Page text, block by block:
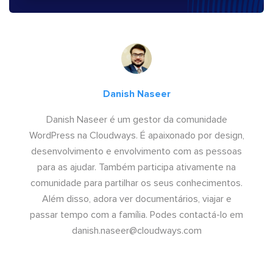
Danish Naseer
Danish Naseer é um gestor da comunidade
WordPress na Cloudways. É apaixonado por design,
desenvolvimento e envolvimento com as pessoas
para as ajudar. Também participa ativamente na
comunidade para partilhar os seus conhecimentos.
Além disso, adora ver documentários, viajar e
passar tempo com a família. Podes contactá-lo em
danish.naseer@cloudways.com